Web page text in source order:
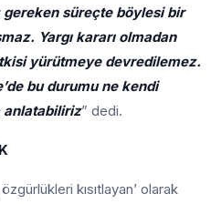
süreçte böylesi bir
Yargı kararı olmadan
yürütmeye devredilemez.
bu durumu ne kendi
anlatabiliriz” dedi.
kısıtlayan’ olarak